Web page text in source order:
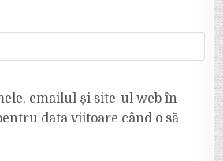
emailul și site-ul web în
data viitoare când o să